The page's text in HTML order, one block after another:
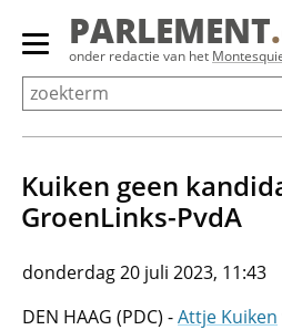
Overslaan
Primair
menu
tonen/verbergen
PARLEMENT
onder redactie van het
Kuiken geen
GroenLinks-PvdA
donderdag 20 juli 2023, 11:43
DEN HAAG (PDC) -Attje Kuiken